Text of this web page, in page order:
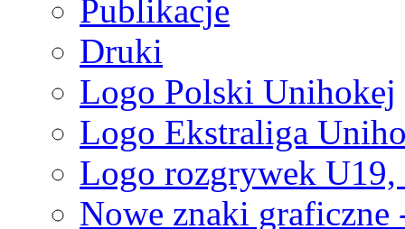
Publikacje
Druki
Logo Polski Unihokej
Logo Ekstraliga
Logo rozgrywek
Nowe znaki graficzne